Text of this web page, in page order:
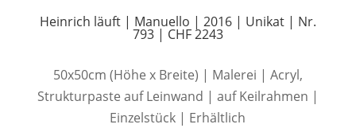
Heinrich läuft | Manuello | 2016 | Unikat | Nr.
793 | CHF 2243
50x50cm (Höhe x Breite) | Malerei | Acryl,
Strukturpaste auf Leinwand | auf Keilrahmen |
Einzelstück | Erhältlich